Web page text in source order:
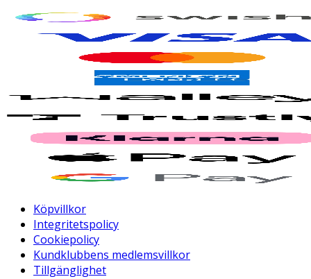
Köpvillkor
Integritetspolicy
Cookiepolicy
Kundklubbens medlemsvillkor
Tillgänglighet